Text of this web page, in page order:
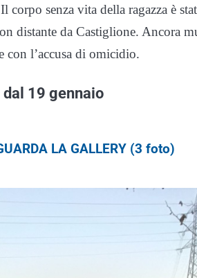
corpo senza vita della ragazza è
distante da Castiglione. Ancora
con l’accusa di omicidio.
19 gennaio
LA GALLERY (3 foto)